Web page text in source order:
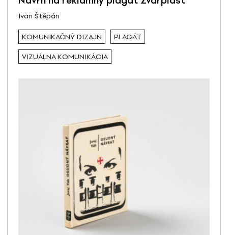
Ivan Štěpán
KOMUNIKAČNÝ DIZAJN PLAGÁT
VIZUÁLNA KOMUNIKÁCIA